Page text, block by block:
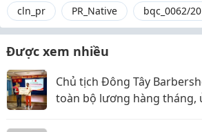
cln_pr
PR_Native bqc_0062/
Được xem nhiều
Chủ tịch Đông Tây
toàn bộ lương hàng tháng,